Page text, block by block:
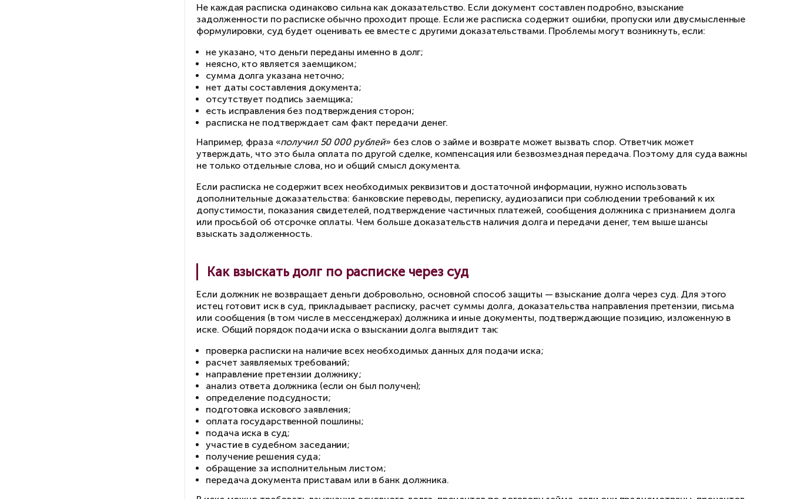
Досудебный порядок взыскания долга по расписке с физического лица не всегда является
полезен. Письменная претензия показывает суду, что истец пытался урегулировать спор
уведомлен о требовании вернуть средства. Кроме того, если в расписке не указан срок
займодавца является обязательным, так как помогает зафиксировать момент, с которого
долг. В претензии обычно указывают:
кто и кому передал деньги;
когда была составлена расписка;
какая сумма долга подлежит возврату;
какой срок возврата был нарушен;
требование вернуть долг полностью или оплатить оставшуюся часть;
реквизиты для платежа;
предупреждение об обращении в суд.
Претензию лучше направлять способом, который позволяет подтвердить отправку и
описью вложения, курьерской доставкой, через нотариуса или иным фиксируемым способом.
отказывается получать письмо, это не всегда мешает дальнейшему взысканию. Важно
Досудебный порядок также помогает понять позицию ответчика. Иногда должник признает
возвращает часть суммы или предлагает подписать график платежей. В таком случае важно не
договоренностями. Любое изменение порядка возврата лучше оформлять письменно, иначе
может затянуться. И в данном случае, понимая, что должник уже начал нарушать принятые на
дальнейшие отношения по погашению долга лучше всего оформить в виде соглашения о
Можно ли взыскать долг, если расписка составлена неправильно
Не каждая расписка одинаково сильна как доказательство. Если документ составлен
задолженности по расписке обычно проходит проще. Если же расписка содержит ошибки,
формулировки, суд будет оценивать ее вместе с другими доказательствами. Проблемы могут
не указано, что деньги переданы именно в долг;
неясно, кто является заемщиком;
сумма долга указана неточно;